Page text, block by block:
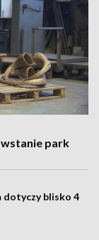
park
dotyczy blisko 4